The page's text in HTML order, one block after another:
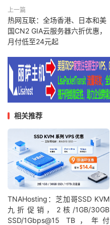
上一篇
热网互联：全场香港、日本和美
国CN2 GIA云服务器六折优惠，
月付低至24元起
相关推荐
TNAHosting：芝加哥SSD KVM
九折促销，2核/1GB/30GB
SSD/1Gbps@15 TB，年付